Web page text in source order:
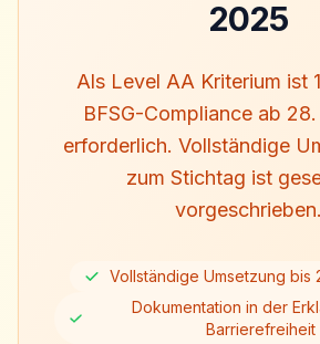
2025
Als Level AA Kriterium ist
BFSG-Compliance ab
erforderlich. Vollständige
zum Stichtag ist
vorgeschrieben.
Vollständige Umsetzung bis
Dokumentation in der
Barrierefreiheit